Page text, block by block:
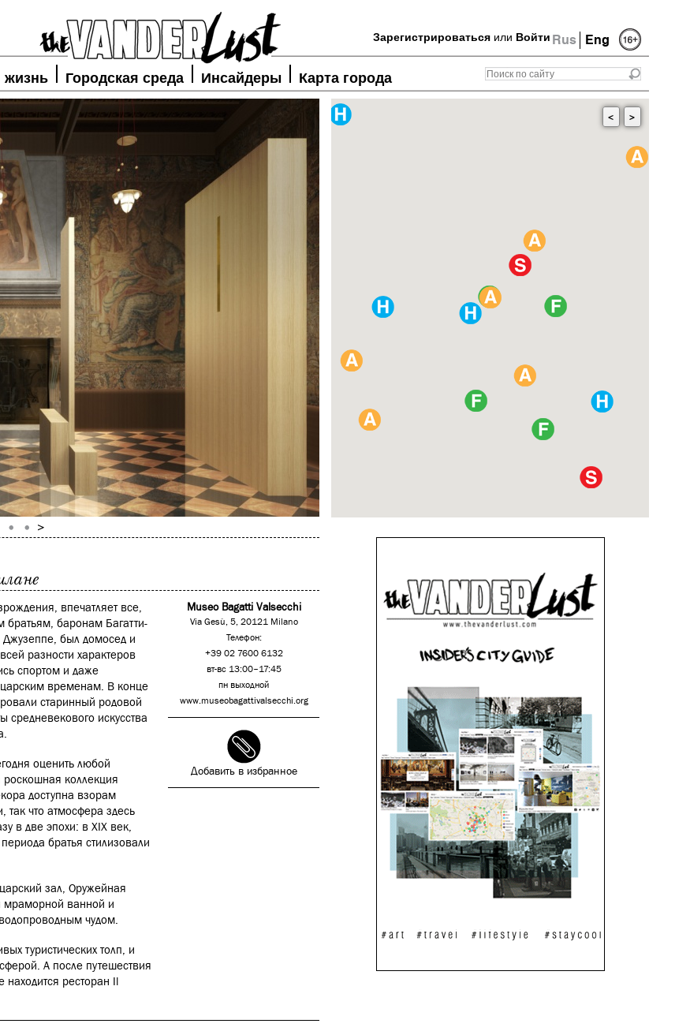
Rus Eng
Зарегистрироваться или Войти
жизнь Городская среда Инсайдеры Карта города
< >
Museo Bagatti Valsecchi
Via Gesù, 5, 20121 Milano
Телефон:
+39 02 7600 6132
вт-вс 13:00–17:45
пн выходной
www.museobagattivalsecchi.org
Добавить в избранное
впечатляет все,
братьям, баронам Багатти-
Джузеппе, был домосед и
разности характеров
спортом и даже
временам. В конце
старинный родовой
искусства
оценить любой
коллекция
доступна взорам
так что атмосфера здесь
в две эпохи: в XIX век,
братья стилизовали
зал, Оружейная
мраморной ванной и
чудом.
туристических толп, и
А после путешествия
находится ресторан Il